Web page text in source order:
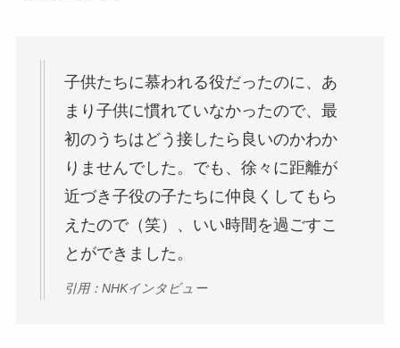
子供たちに慕われる役だったのに、あ
まり子供に慣れていなかったので、最
初のうちはどう接したら良いのかわか
りませんでした。でも、徐々に距離が
近づき子役の子たちに仲良くしてもら
えたので（笑）、いい時間を過ごすこ
とができました。
引用：NHKインタビュー